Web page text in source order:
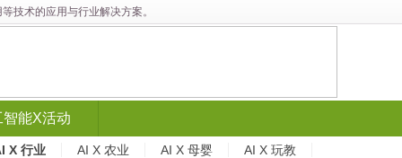
技术的应用与行业解决方案。
智能X活动
X 行业 AI X 农业 AI X 母婴
AI X 玩教